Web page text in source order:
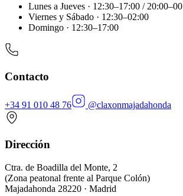
Lunes a Jueves · 12:30–17:00 /
Viernes y Sábado · 12:30–02:00
Domingo · 12:30–17:00
Contacto
+34 91 010 48 76 @claxonmajadahonda
Dirección
Ctra. de Boadilla del Monte, 2
(Zona peatonal frente al Parque Colón)
Majadahonda 28220 · Madrid